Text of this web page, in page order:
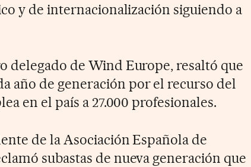
y de internacionalización siguiendo a
delegado de Wind Europe, resaltó que
año de generación por el recurso del
en el país a 27.000 profesionales.
de la Asociación Española de
subastas de nueva generación que